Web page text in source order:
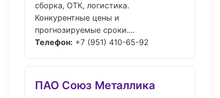
сборка, ОТК, логистика.
Конкурентные цены и
прогнозируемые сроки....
Телефон: +7 (951) 410-65-92
ПАО Союз Металлика